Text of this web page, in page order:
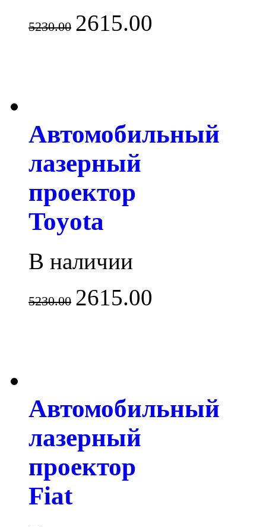
5230.00 2615.00
Автомобильный
лазерный
проектор
Toyota
В наличии
5230.00 2615.00
Автомобильный
лазерный
проектор
Fiat